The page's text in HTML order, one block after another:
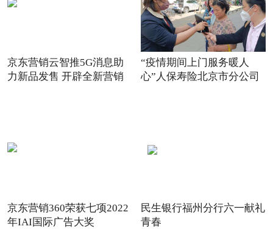
京东营销云智推5G消息助
力新品发售 开辟全新营销
“疫情期间上门服务暖人
心”人保寿险北京市分公司
京东营销360荣获七项2022
年IAI国际广告大奖
民生银行福州分行六一献礼
青春